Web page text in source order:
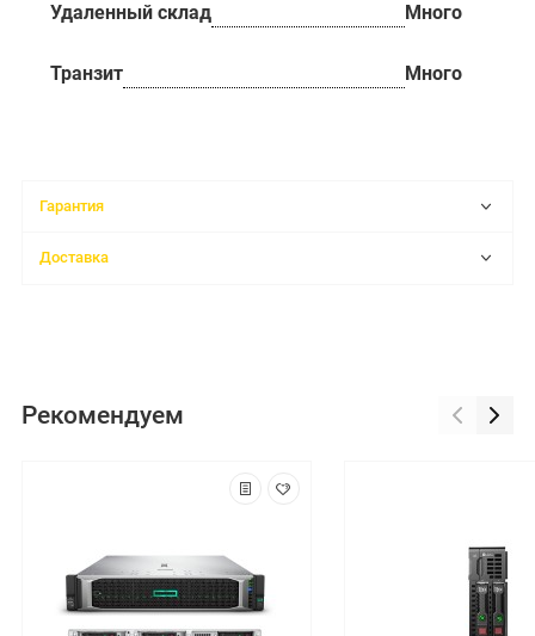
Удаленный склад Много
Транзит Много
Гарантия
Доставка
Рекомендуем